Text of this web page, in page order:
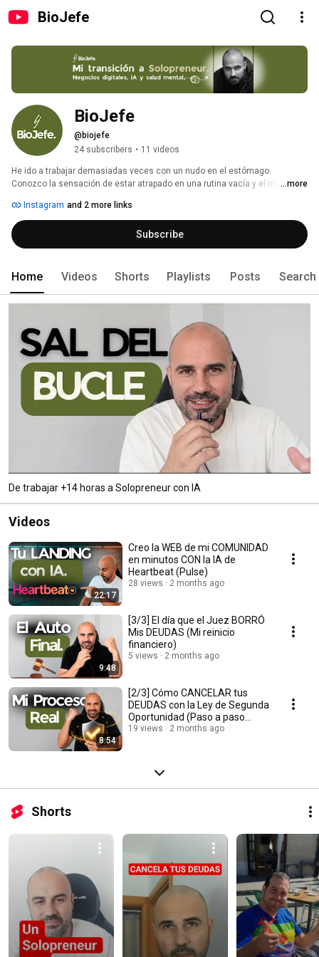
BioJefe
BioJefe
@biojefe
24 subscribers • 11 videos
He ido a trabajar demasiadas veces con un nudo en el estómago.
Conozco la sensación de estar atrapado en una rutina vacía y el miedo a
...more
Instagram and 2 more links
Subscribe
Home Videos Shorts Playlists Posts Search
De trabajar +14 horas a Solopreneur con IA
Videos
22:17
Creo la WEB de mi COMUNIDAD
en minutos CON la IA de
Heartbeat (Pulse)
28 views 2 months ago
9:48
[3/3] El día que el Juez BORRÓ
Mis DEUDAS (Mi reinicio
financiero)
5 views 2 months ago
8:54
[2/3] Cómo CANCELAR tus
DEUDAS con la Ley de Segunda
Oportunidad (Paso a paso
2026)
19 views 2 months ago
Shorts